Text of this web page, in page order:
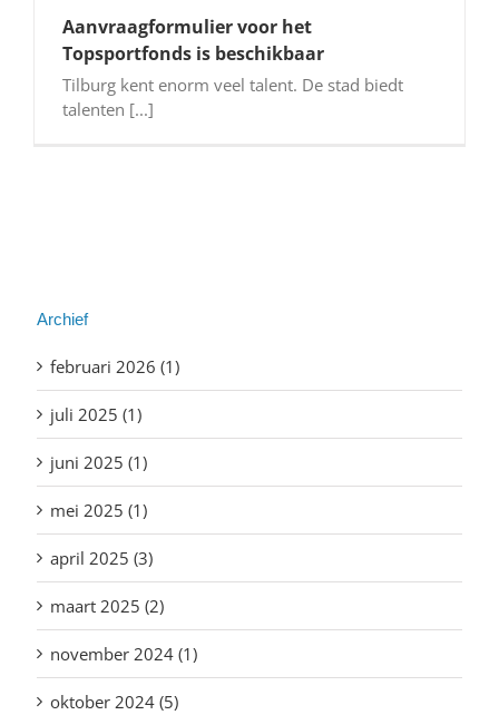
Aanvraagformulier voor het
Topsportfonds is beschikbaar
Tilburg kent enorm veel talent. De stad biedt
talenten [...]
Archief
februari 2026 (1)
juli 2025 (1)
juni 2025 (1)
mei 2025 (1)
april 2025 (3)
maart 2025 (2)
november 2024 (1)
oktober 2024 (5)